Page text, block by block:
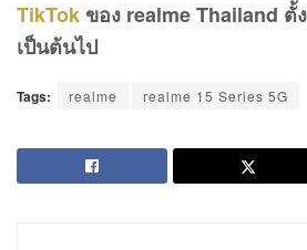
TikTok ของ realme Thailand ตั้
เป็นต้นไป
Tags: realme realme 15 Series 5G